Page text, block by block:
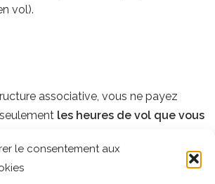
le consentement aux
vol).
associative, vous ne payez
les heures de vol que vous
, aucun surcoût ne vous est facturé. Il
entre 1500 et 4000 euros pour